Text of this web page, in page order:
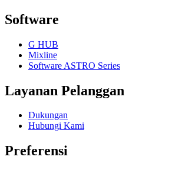
Software
G HUB
Mixline
Software ASTRO Series
Layanan Pelanggan
Dukungan
Hubungi Kami
Preferensi